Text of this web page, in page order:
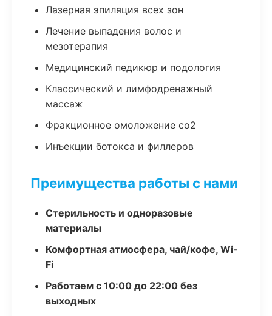
Лазерная эпиляция всех зон
Лечение выпадения волос и
мезотерапия
Медицинский педикюр и подология
Классический и лимфодренажный
массаж
Фракционное омоложение co2
Инъекции ботокса и филлеров
Преимущества работы с нами
Стерильность и одноразовые
материалы
Комфортная атмосфера, чай/кофе, Wi-
Fi
Работаем с 10:00 до 22:00 без
выходных